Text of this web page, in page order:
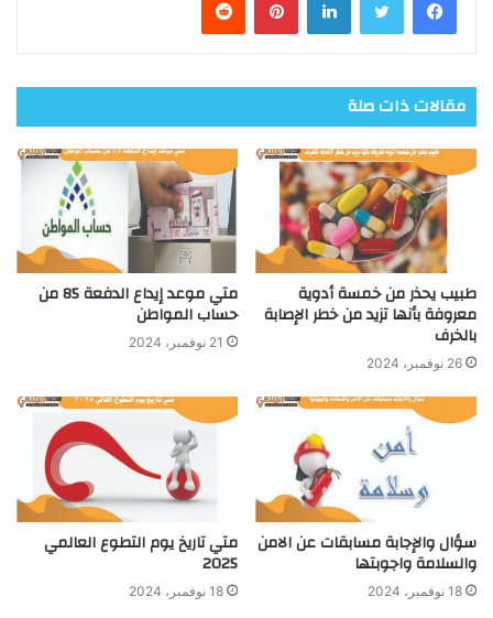
مقالات ذات صلة
طبيب يحذر من خمسة أدوية
معروفة بأنها تزيد من خطر الإصابة
بالخرف
26 نوفمبر، 2024
متي موعد إيداع الدفعة 85 من
حساب المواطن
21 نوفمبر، 2024
سؤال والإجابة مسابقات عن الامن
والسلامة واجوبتها
18 نوفمبر، 2024
متي تاريخ يوم التطوع العالمي
2025
18 نوفمبر، 2024